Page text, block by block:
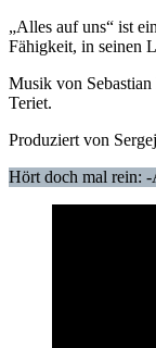
„Alles auf uns“ ist
Fähigkeit, in seinen
Musik von
Teriet.
Produziert von
Hört doch mal rein: